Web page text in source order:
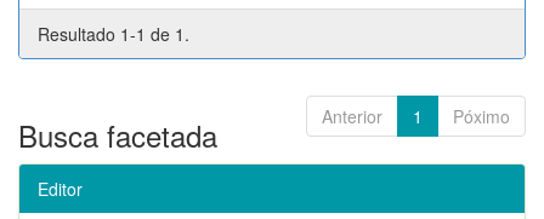
Resultado 1-1 de 1.
Anterior 1 Póximo
Busca facetada
Editor